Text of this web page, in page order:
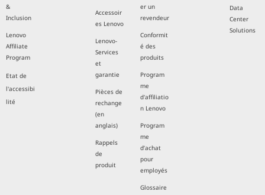
&
Inclusion
Lenovo
Affiliate
Program
Etat de
l'accessibi
lité
Accessoir
es Lenovo
Lenovo-
Services
et
garantie
Pièces de
rechange
(en
anglais)
Rappels
de
produit
er un
revendeur
Conformit
é des
produits
Program
me
d'affiliatio
n Lenovo
Program
me
d’achat
pour
employés
Glossaire
Data
Center
Solutions